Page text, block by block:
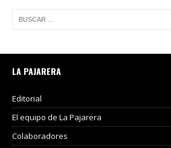
LA PAJARERA
Editorial
El equipo de La Pajarera
Colaboradores